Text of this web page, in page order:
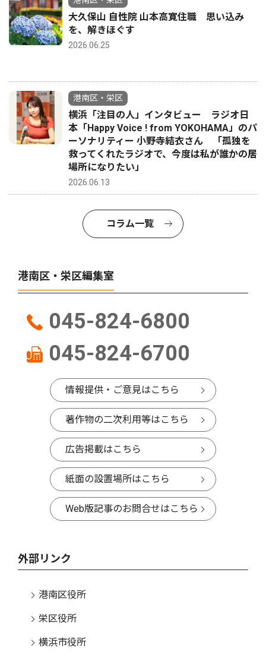
大久保山 自性院 山本高寛住職 思い込み
を、解きほぐす
2026.06.25
港南区・栄区
横浜「注目の人」インタビュー ラジオ日
本「Happy Voice ! from YOKOHAMA」のパ
ーソナリティー 小野寺結衣さん 「孤独を
救ってくれたラジオで、今度は私が誰かの居
場所になりたい」
2026.06.13
コラム一覧
港南区・栄区編集室
045-824-6800
045-824-6700
情報提供・ご意見はこちら
著作物の二次利用等はこちら
広告掲載はこちら
紙面の設置場所はこちら
Web版記事のお問合せはこちら
外部リンク
港南区役所
栄区役所
横浜市役所